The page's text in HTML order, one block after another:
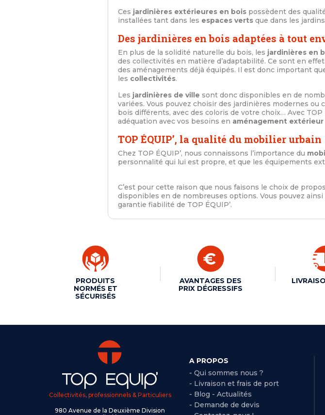
Ces jardinières extérieures en bois possèdent des
installées tant dans les espaces verts que dans les
Des jardinières en bois adaptées à tout
En plus de la solidité naturelle du bois, les jardinières en
des collectivités en matière d’adaptabilité. Ce sont en
des aménagements déjà équipés. Il est donc important
les collectivités.
Les jardinières de ville sont donc disponibles en de
variées. Vous pouvez choisir des jardinières modernes
bois différents, avec des coloris de votre choix… Avec
adéquation avec vos besoins en aménagement extérieur
TOP ÉQUIP’, la qualité du mobilier urbain
Chez TOP ÉQUIP’, nous connaissons l’importance du
personnalité qui lui est propre, et que les équipements
C’est pour cette raison que nous faisons le choix de
disponibles en de nombreuses options. Vous pouvez
garantie fiabilité de TOP ÉQUIP’.
PRODUITS
NORMÉS ET
SÉCURISÉS
AVANTAGES DES
PRIX DÉGRESSIFS
Collectivités, professionnels & Particuliers
980 Avenue de la Deuxième Division
A PROPOS
- Qui sommes nous ?
- Livraison et frais de port
- Blog - Actualités
- Demande de devis